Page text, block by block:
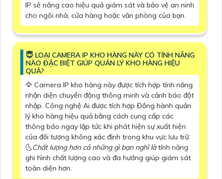
IP sẽ nâng cao hiệu quả giám sát và bảo vệ an ninh
cho ngôi nhà, cửa hàng hoặc văn phòng của bạn.
😇 LOẠI CAMERA IP KHO HÀNG NÀY CÓ TÍNH NĂNG
NÀO ĐẶC BIỆT GIÚP QUẢN LÝ KHO HÀNG HIỆU
QUẢ?
🦅 Camera IP kho hàng này được tích hợp tính năng
nhận diện chuyển động thông minh và cảnh báo đột
nhập. Công nghệ Ai được tích hợp Đồng hành quản
lý kho hàng hiệu quả bằng cách cung cấp các
thông báo ngay lập tức khi phát hiện sự xuất hiện
của đối tượng không xác định trong khu vực lưu trữ.
🌜Chất lượng hơn cả những gì bạn nghĩ làtính năng
ghi hình chất lượng cao và đa hướng giúp giám sát
toàn diện hơn.